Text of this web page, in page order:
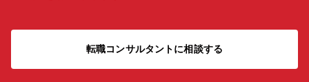
転職コンサルタントに相談する